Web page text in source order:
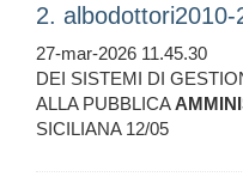
2. albodottori2010-
27-mar-2026 11.45.30
DEI SISTEMI DI
ALLA PUBBLICA
SICILIANA 12/05